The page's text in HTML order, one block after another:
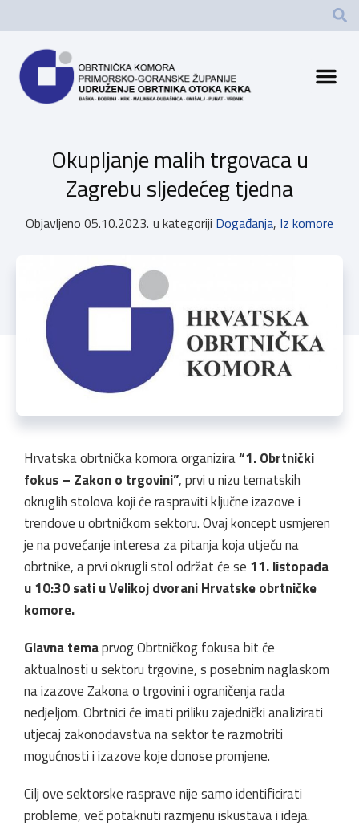
Okupljanje malih trgovaca u
Zagrebu sljedećeg tjedna
Objavljeno 05.10.2023. u kategoriji Događanja, Iz komore
Hrvatska obrtnička komora organizira“1. Obrtnički
fokus – Zakon o trgovini”, prvi u nizu tematskih
okruglih stolova koji će raspraviti ključne izazove i
trendove u obrtničkom sektoru. Ovaj koncept usmjeren
je na povećanje interesa za pitanja koja utječu na
obrtnike, a prvi okrugli stol održat će se 11. listopada
u 10:30 sati u Velikoj dvorani Hrvatske obrtničke
komore.
Glavna temaprvog Obrtničkog fokusa bit će
aktualnosti u sektoru trgovine, s posebnim naglaskom
na izazove Zakona o trgovini i ograničenja rada
nedjeljom. Obrtnici će imati priliku zajednički analizirati
utjecaj zakonodavstva na sektor te razmotriti
mogućnosti i izazove koje donose promjene.
Cilj ove sektorske rasprave nije samo identificirati
probleme, već potaknuti razmjenu iskustava i ideja.